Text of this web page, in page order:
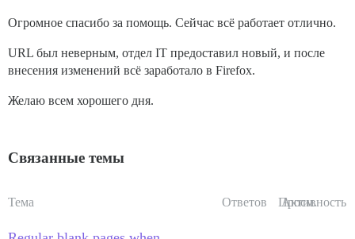
Огромное спасибо за помощь. Сейчас всё работает отлично.
URL был неверным, отдел IT предоставил новый, и после
внесения изменений всё заработало в Firefox.
Желаю всем хорошего дня.
Связанные темы
Тема Ответов Просм.
Активность